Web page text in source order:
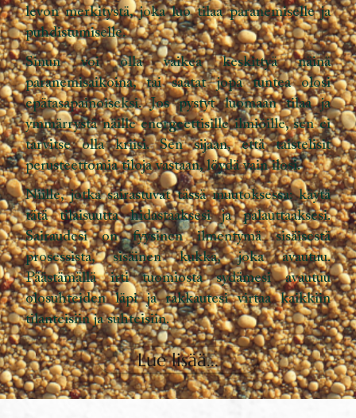
levon merkitystä, joka luo tilaa paranemiselle ja
puhdistumiselle.
Sinun voi olla vaikea keskittyä näinä
paranemisaikoina, tai saatat jopa tuntea olosi
epätasapainoiseksi. Jos pystyt luomaan tilaa ja
ymmärrystä näille energeettisille ilmiöille, sen ei
tarvitse olla kriisi. Sen sijaan, että taistelisit
perusteettomia tiloja vastaan, löydä vain ilosi.
Niille, jotka sairastuvat tässä muutoksessa: käytä
tätä tilaisuutta hidastaaksesi ja palauttaaksesi.
Sairaudesi on fyysinen ilmentymä sisäisestä
prosessista, sisäinen kukka, joka avautuu.
Päästämällä irti tuomiosta sydämesi avautuu
olosuhteiden läpi ja rakkautesi virtaa kaikkiin
tilanteisiin ja suhteisiin.
Lue lisää...